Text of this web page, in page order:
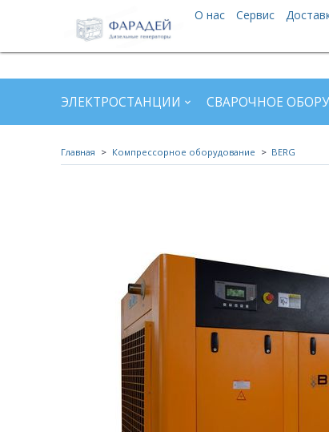
О нас Сервис
ЭЛЕКТРОСТАНЦИИ СВАРОЧНОЕ
Главная Компрессорное оборудование BERG